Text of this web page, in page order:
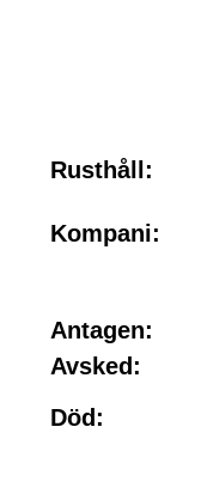
Rusthåll:
Kompani:
Antagen:
Avsked:
Död: